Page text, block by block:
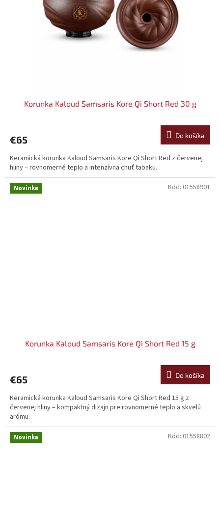
Korunka Kaloud Samsaris Kore Qì Short Red 30 g
€65 Do košíka
Keramická korunka Kaloud Samsaris Kore Qì Short Red z červenej
hliny – rovnomerné teplo a intenzívna chuť tabaku.
Novinka
Korunka Kaloud Samsaris Kore Qì Short Red 15 g
€65 Do košíka
Keramická korunka Kaloud Samsaris Kore Qì Short Red 15 g z
červenej hliny – kompaktný dizajn pre rovnomerné teplo a skvelú
arómu.
Kód: 01558901
Novinka Kód: 01558802